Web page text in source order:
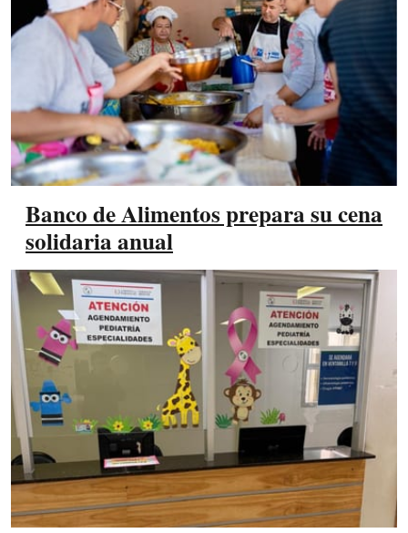
Banco de Alimentos prepara su cena
solidaria anual